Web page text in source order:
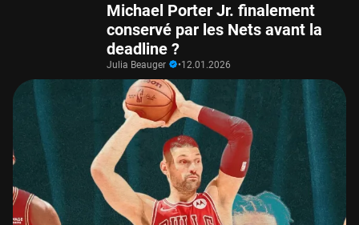
Michael Porter Jr. finalement
conservé par les Nets avant la
deadline ?
Julia Beauger •12.01.2026